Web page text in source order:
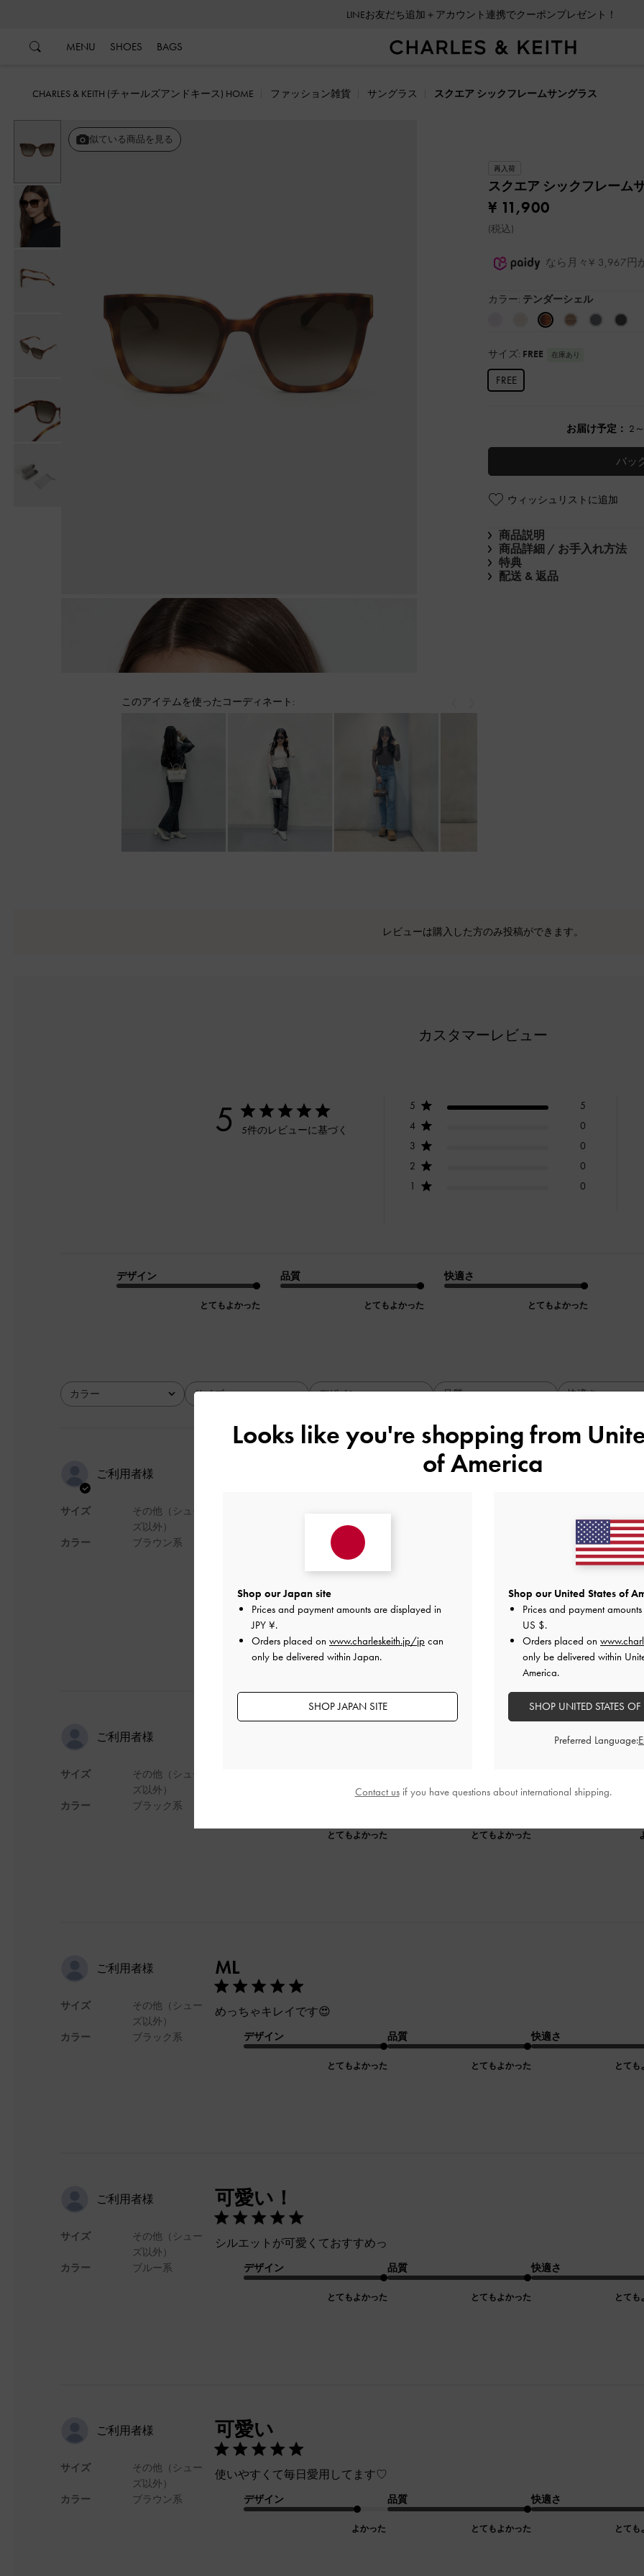
LINEお友だち追加＋アカウント連携でクーポンプレゼント！
MENU SHOES BAGS
CHARLES & KEITH (チャールズアンドキース) HOME ファッション雑貨 サングラス スクエア シックフレームサングラス
似ている商品を見る
再入荷
スクエア シックフレーム
¥ 11,900
(税込)
なら月々¥ 3,967円
カラー: テンダーシェル
サイズ: FREE 在庫あり
FREE
お届け予定： 2
バッ
ウィッシュリストに追加
商品説明
商品詳細 / お手入れ方法
特典
配送 & 返品
このアイテムを使ったコーディネート:
レビューは購入した方のみ投稿ができます。
カスタマーレビュー
5 5件のレビューに基づく
5
5
4
0
3
0
2
0
1
0
デザイン
とてもよかった
品質
とてもよかった
快適さ
とてもよかった
カラー
全て サイズ デザイン 品質 快適さ
ご利用者様
サイズ
カラー
その他（シュー
ズ以外）
ブラウン系
セレブ気取れるので楽しいですよ
品質
とてもよかった とても
ご利用者様
サイズ
カラー
その他（シュー
ズ以外）
ブラック系
とてもよかった とてもよかった
ご利用者様
サイズ
カラー
その他（シュー
ズ以外）
ブラック系
ML
めっちゃキレイです😍
デザイン
とてもよかった
品質
とてもよかった
快適さ
とても
ご利用者様
サイズ
カラー
その他（シュー
ズ以外）
ブルー系
可愛い！
シルエットが可愛くておすすめっ
デザイン
とてもよかった
品質
とてもよかった
快適さ
とても
ご利用者様
サイズ
カラー
その他（シュー
ズ以外）
ブラウン系
可愛い
使いやすくて毎日愛用してます♡
デザイン
よかった
品質
とてもよかった
快適さ
とても
Looks like you're shopping from
of America
Shop our Japan site
Prices and payment amounts are displayed in
JPY ¥.
Orders placed on www.charleskeith.jp/jp can
only be delivered within Japan.
SHOP JAPAN SITE
Shop our United States of
Prices and payment
US $.
Orders placed on
only be delivered within
America.
SHOP UNITED STATES
Preferred Language:
Contact usif you have questions about international shipping.